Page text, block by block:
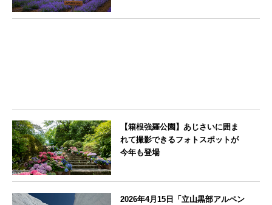
【箱根強羅公園】あじさいに囲ま
れて撮影できるフォトスポットが
今年も登場
2026年4月15日「立山黒部アルペン